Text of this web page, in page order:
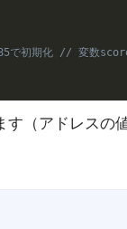
で初期化 // 変数
す（アドレスの